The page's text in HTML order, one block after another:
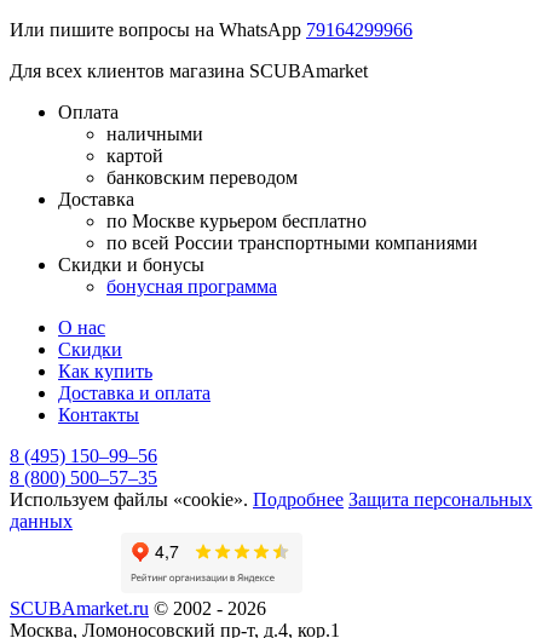
Или пишите вопросы на WhatsApp 79164299966
Для всех клиентов магазина SCUBAmarket
Оплата
наличными
картой
банковским переводом
Доставка
по Москве курьером бесплатно
по всей России транспортными компаниями
Скидки и бонусы
бонусная программа
О нас
Скидки
Как купить
Доставка и оплата
Контакты
8 (495) 150–99–56
8 (800) 500–57–35
Используем файлы «cookie». Подробнее Защита персональных
данных
SCUBAmarket.ru © 2002 - 2026
Москва, Ломоносовский пр-т, д.4, кор.1